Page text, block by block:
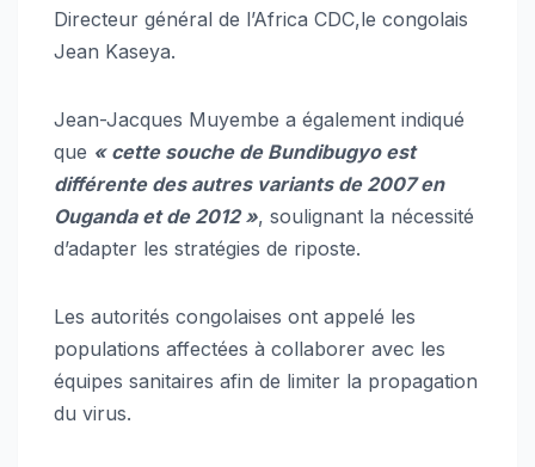
Directeur général de l’Africa CDC,le congolais
Jean Kaseya.
Jean-Jacques Muyembe a également indiqué
que « cette souche de Bundibugyo est
différente des autres variants de 2007 en
Ouganda et de 2012 », soulignant la nécessité
d’adapter les stratégies de riposte.
Les autorités congolaises ont appelé les
populations affectées à collaborer avec les
équipes sanitaires afin de limiter la propagation
du virus.